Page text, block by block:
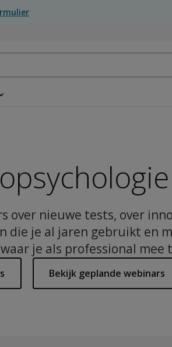
over nieuwe tests, over
die je al jaren gebruikt en
je als professional mee
Bekijk geplande webinars